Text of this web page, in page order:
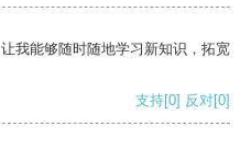
我能够随时随地学习新知识，拓宽
支持[0] 反对[0]